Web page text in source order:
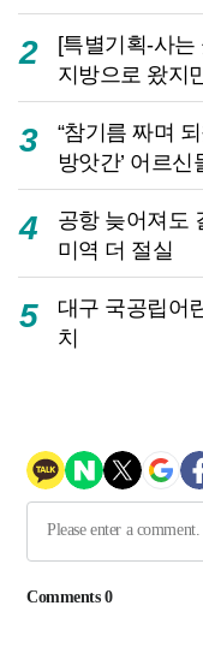
2
[특별기획-사
지방으로 왔지
3
“참기름 짜며
방앗간’ 어르
4
공항 늦어져도
미역 더 절실
5
대구 국공립어
치